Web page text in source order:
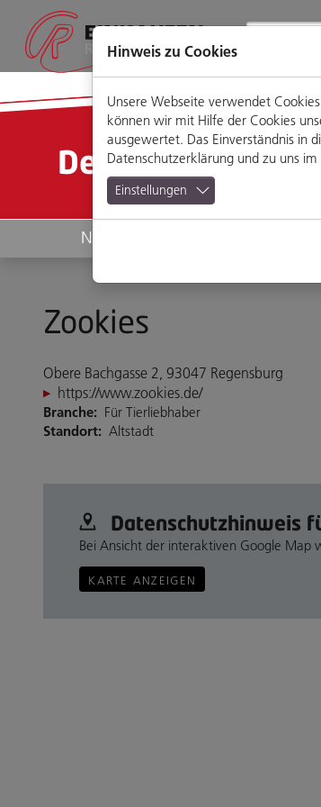
Seiteninhalt
Hauptmenü
Footermenü
Website-
Suche
Detailansicht
News
Zookies
Obere Bachgasse 2, 93047 Regensburg
https://www.zookies.de/
Branche: Für Tierliebhaber
Standort: Altstadt
Datenschutz­hinweis
Bei Ansicht der interaktiven Google Map
KARTE ANZEIGEN
Hinweis zu Cookies
Unsere Webseite verwendet
können wir mit Hilfe der Cookies
ausgewertet. Das Einverständnis in
Datenschutzerklärung und zu uns im
Einstellungen